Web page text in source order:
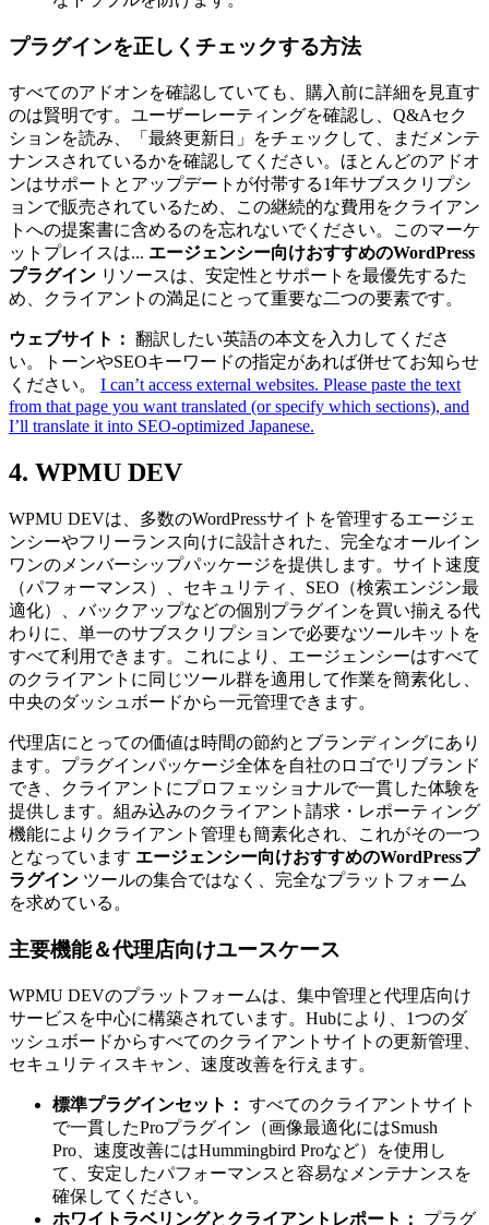
プラグインを正しくチェックする方法
すべてのアドオンを確認していても、購入前に詳細を見直す
のは賢明です。ユーザーレーティングを確認し、Q&Aセク
ションを読み、「最終更新日」をチェックして、まだメンテ
ナンスされているかを確認してください。ほとんどのアドオ
ンはサポートとアップデートが付帯する1年サブスクリプシ
ョンで販売されているため、この継続的な費用をクライアン
トへの提案書に含めるのを忘れないでください。このマーケ
ットプレイスは... エージェンシー向けおすすめのWordPress
プラグイン リソースは、安定性とサポートを最優先するた
め、クライアントの満足にとって重要な二つの要素です。
ウェブサイト： 翻訳したい英語の本文を入力してくださ
い。トーンやSEOキーワードの指定があれば併せてお知らせ
ください。 I can’t access external websites. Please paste the text
from that page you want translated (or specify which sections), and
I’ll translate it into SEO-optimized Japanese.
4. WPMU DEV
WPMU DEVは、多数のWordPressサイトを管理するエージェ
ンシーやフリーランス向けに設計された、完全なオールイン
ワンのメンバーシップパッケージを提供します。サイト速度
（パフォーマンス）、セキュリティ、SEO（検索エンジン最
適化）、バックアップなどの個別プラグインを買い揃える代
わりに、単一のサブスクリプションで必要なツールキットを
すべて利用できます。これにより、エージェンシーはすべて
のクライアントに同じツール群を適用して作業を簡素化し、
中央のダッシュボードから一元管理できます。
代理店にとっての価値は時間の節約とブランディングにあり
ます。プラグインパッケージ全体を自社のロゴでリブランド
でき、クライアントにプロフェッショナルで一貫した体験を
提供します。組み込みのクライアント請求・レポーティング
機能によりクライアント管理も簡素化され、これがその一つ
となっています エージェンシー向けおすすめのWordPressプ
ラグイン ツールの集合ではなく、完全なプラットフォーム
を求めている。
主要機能＆代理店向けユースケース
WPMU DEVのプラットフォームは、集中管理と代理店向け
サービスを中心に構築されています。Hubにより、1つのダ
ッシュボードからすべてのクライアントサイトの更新管理、
セキュリティスキャン、速度改善を行えます。
標準プラグインセット： すべてのクライアントサイト
で一貫したProプラグイン（画像最適化にはSmush
Pro、速度改善にはHummingbird Proなど）を使用し
て、安定したパフォーマンスと容易なメンテナンスを
確保してください。
ホワイトラベリングとクライアントレポート：
プラグ